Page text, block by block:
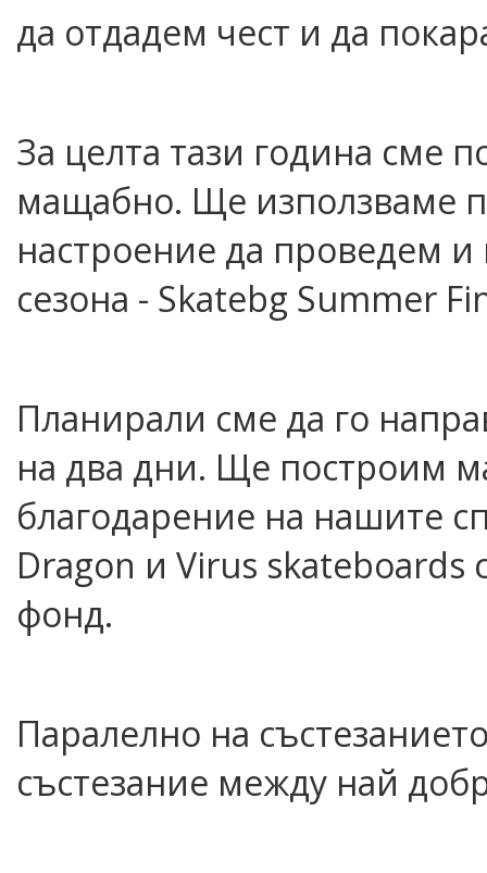
да отдадем чест и да
За целта тази година сме
мащабно. Ще използваме
настроение да проведем и
сезона - Skatebg Summer
Планирали сме да го
на два дни. Ще построим
благодарение на нашите
Dragon и Virus
фонд.
Паралелно на
състезание между най